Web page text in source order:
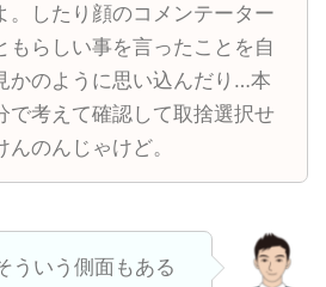
。したり顔のコメンテーター
もらしい事を言ったことを自
かのように思い込んだり…本
で考えて確認して取捨選択せ
んのんじゃけど。
ういう側面もある